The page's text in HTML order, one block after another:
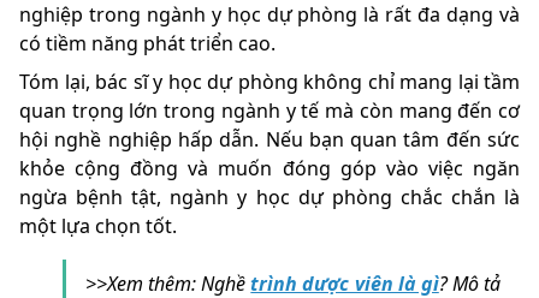
nghiệp trong ngành y học dự phòng là rất đa dạng và
có tiềm năng phát triển cao.
Tóm lại, bác sĩ y học dự phòng không chỉ mang lại tầm
quan trọng lớn trong ngành y tế mà còn mang đến cơ
hội nghề nghiệp hấp dẫn. Nếu bạn quan tâm đến sức
khỏe cộng đồng và muốn đóng góp vào việc ngăn
ngừa bệnh tật, ngành y học dự phòng chắc chắn là
một lựa chọn tốt.
>>Xem thêm: Nghềtrình dược viên là gì? Mô tả